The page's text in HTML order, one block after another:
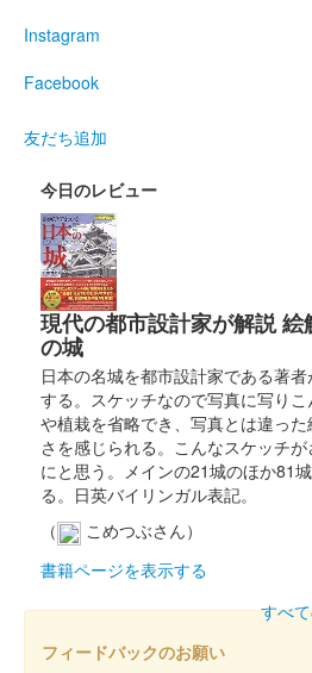
Instagram
Facebook
友だち追加
今日のレビュー
現代の都市設計家が解説
の城
日本の名城を都市設計家である著
する。スケッチなので写真に写り
や植栽を省略でき、写真とは違っ
さを感じられる。こんなスケッチ
にと思う。メインの21城のほか81
る。日英バイリンガル表記。
（
こめつぶさん）
書籍ページを表示する
すべ
フィードバックのお願い